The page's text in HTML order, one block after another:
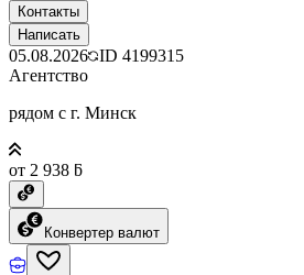
Контакты
Написать
05.08.2026 ID 4199315
Агентство
рядом с г. Минск
от 2 938 ƃ
Конвертер валют